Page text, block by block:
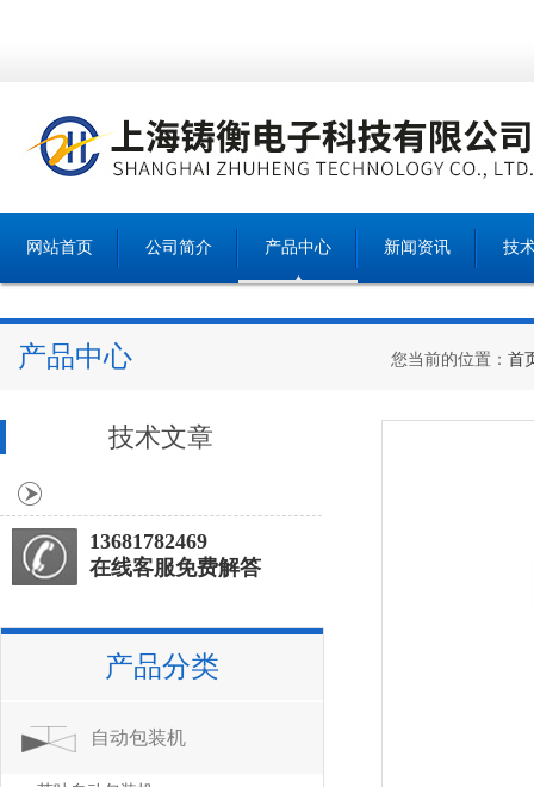
网站首页 公司简介 产品中心 新闻资讯 技
产品中心 您当前的位置： 首
技术文章
13681782469
在线客服免费解答
产品分类
自动包装机